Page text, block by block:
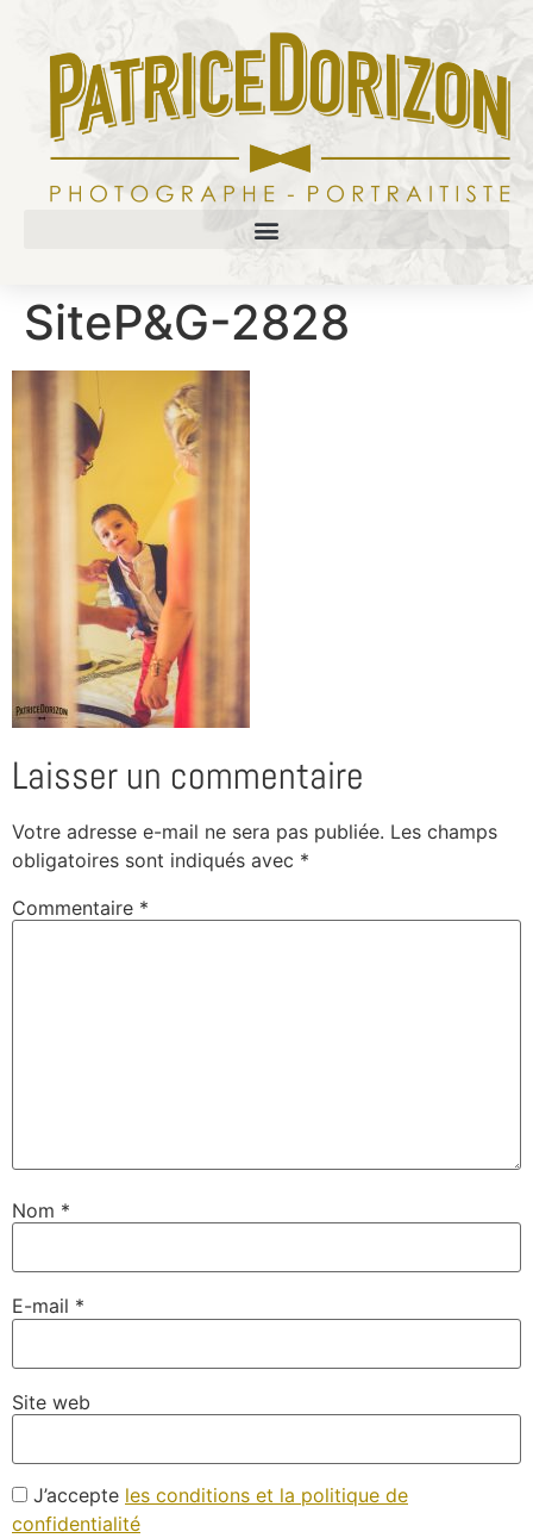
SiteP&G-2828
Laisser un commentaire
Votre adresse e-mail ne sera pas publiée. Les champs
obligatoires sont indiqués avec *
Commentaire *
Nom *
E-mail *
Site web
J’accepte les conditions et la politique de
confidentialité